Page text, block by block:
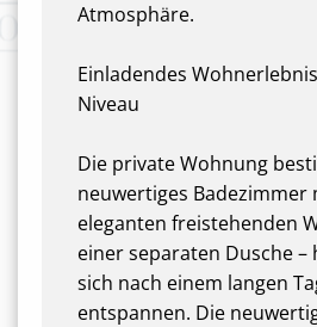
Atmosphäre.
Einladendes
Niveau
Die private Wohnung
neuwertiges Badezimmer
eleganten freistehenden
einer separaten Dusche –
sich nach einem langen
entspannen. Die